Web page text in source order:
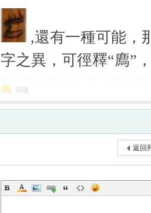
,還有一種可能，
字之異，可徑釋“廌”
回復
返回